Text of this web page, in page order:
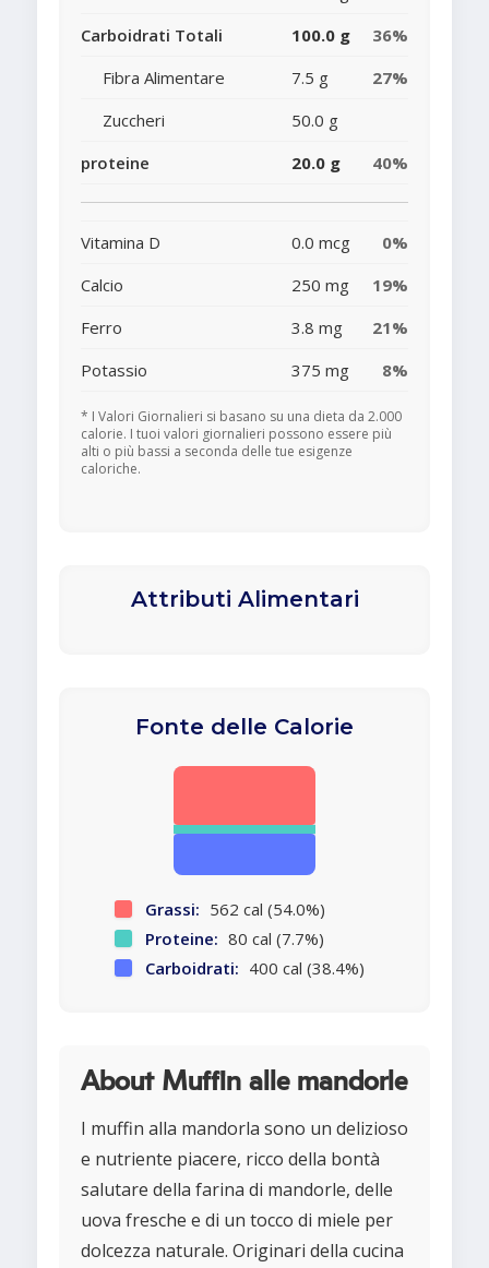
Carboidrati Totali
100.0 g
36%
Fibra Alimentare
7.5 g
27%
Zuccheri
50.0 g
proteine
20.0 g 40%
Vitamina D 0.0 mcg
0%
Calcio
250 mg
19%
Ferro
3.8 mg
21%
Potassio
375 mg 8%
* I Valori Giornalieri si basano su una dieta da 2.000
calorie. I tuoi valori giornalieri possono essere più
alti o più bassi a seconda delle tue esigenze
caloriche.
Attributi Alimentari
Fonte delle Calorie
Grassi: 562 cal (54.0%)
Proteine: 80 cal (7.7%)
Carboidrati: 400 cal (38.4%)
About Muffin alle mandorle
I muffin alla mandorla sono un delizioso
e nutriente piacere, ricco della bontà
salutare della farina di mandorle, delle
uova fresche e di un tocco di miele per
dolcezza naturale. Originari della cucina